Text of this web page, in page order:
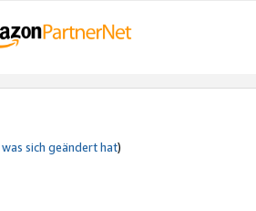
was sich geändert hat)